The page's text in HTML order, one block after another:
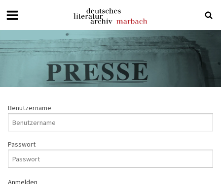
Deutsches
Literaturarchiv
Marbach
Benutzername
Passwort